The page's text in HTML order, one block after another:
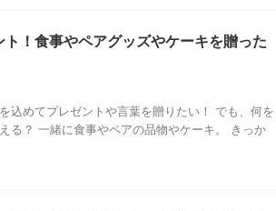
！食事やペアグッズやケーキを贈った
込めてプレゼントや言葉を贈りたい！ でも、何を
る？ 一緒に食事やペアの品物やケーキ。 きっか